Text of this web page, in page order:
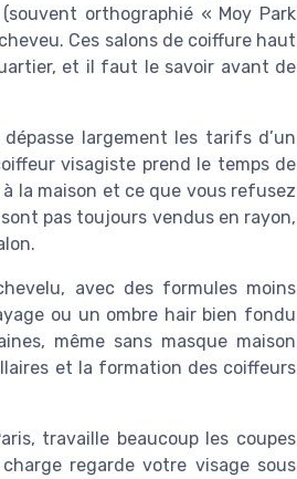
orthographié « Moy Park
Ces salons de coiffure haut
et il faut le savoir avant de
largement les tarifs d’un
visagiste prend le temps de
la maison et ce que vous refusez
pas toujours vendus en rayon,
avec des formules moins
ou un ombre hair bien fondu
même sans masque maison
et la formation des coiffeurs
travaille beaucoup les coupes
regarde votre visage sous